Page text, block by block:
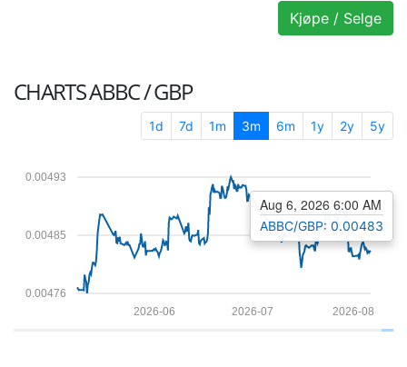
Kjøpe / Selge
CHARTSABBC / GBP
1d 7d 1m 3m 6m 1y 2y 5y
0.00476
0.00485
0.00493
2026-08
2026-07
2026-06
Aug 6, 2026 6:00 AM
ABBC/GBP: 0.00483